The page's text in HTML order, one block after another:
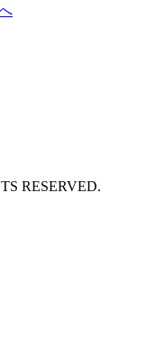
RESERVED.